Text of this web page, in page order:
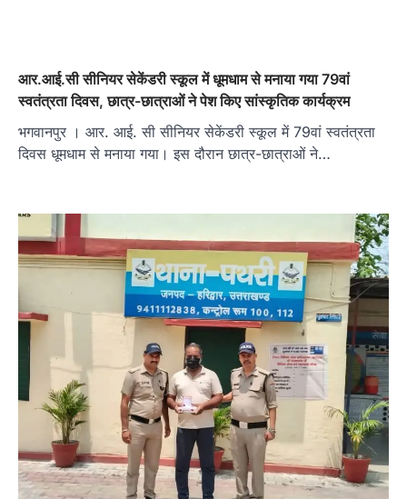
आर.आई.सी सीनियर सेकेंडरी स्कूल में धूमधाम से मनाया गया 79वां
स्वतंत्रता दिवस, छात्र-छात्राओं ने पेश किए सांस्कृतिक कार्यक्रम
भगवानपुर । आर. आई. सी सीनियर सेकेंडरी स्कूल में 79वां स्वतंत्रता
दिवस धूमधाम से मनाया गया। इस दौरान छात्र-छात्राओं ने…